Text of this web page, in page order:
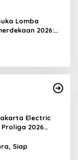
Lomba
2026:
Electric
2026
Siap